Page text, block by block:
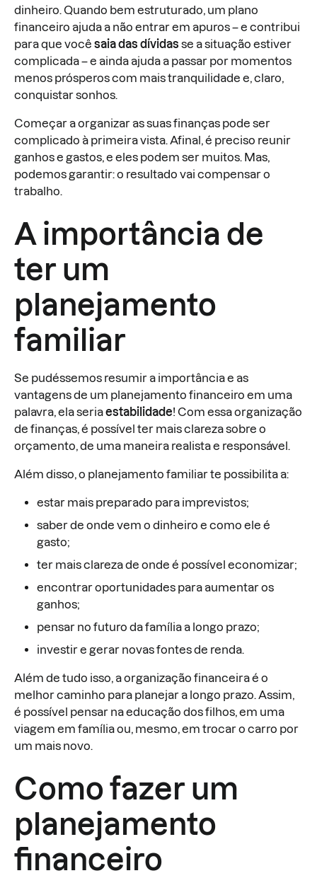
dinheiro. Quando bem estruturado, um plano
financeiro ajuda a não entrar em apuros – e contribui
para que você saia das dívidas se a situação estiver
complicada – e ainda ajuda a passar por momentos
menos prósperos com mais tranquilidade e, claro,
conquistar sonhos.
Começar a organizar as suas finanças pode ser
complicado à primeira vista. Afinal, é preciso reunir
ganhos e gastos, e eles podem ser muitos. Mas,
podemos garantir: o resultado vai compensar o
trabalho.
A importância de
ter um
planejamento
familiar
Se pudéssemos resumir a importância e as
vantagens de um planejamento financeiro em uma
palavra, ela seriaestabilidade! Com essa organização
de finanças, é possível ter mais clareza sobre o
orçamento, de uma maneira realista e responsável.
Além disso, o planejamento familiar te possibilita a:
estar mais preparado para imprevistos;
saber de onde vem o dinheiro e como ele é
gasto;
ter mais clareza de onde é possível economizar;
encontrar oportunidades para aumentar os
ganhos;
pensar no futuro da família a longo prazo;
investir e gerar novas fontes de renda.
Além de tudo isso, a organização financeira é o
melhor caminho para planejar a longo prazo. Assim,
é possível pensar na educação dos filhos, em uma
viagem em família ou, mesmo, em trocar o carro por
um mais novo.
Como fazer um
planejamento
financeiro